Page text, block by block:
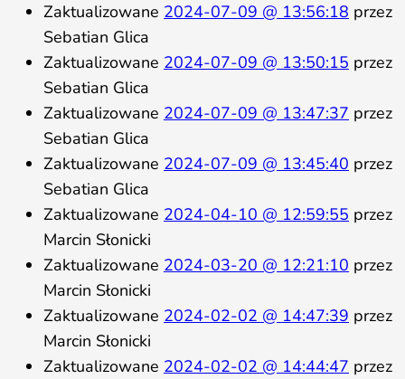
Zaktualizowane 2024-07-09 @ 13:56:18 przez
Sebatian Glica
Zaktualizowane 2024-07-09 @ 13:50:15 przez
Sebatian Glica
Zaktualizowane 2024-07-09 @ 13:47:37 przez
Sebatian Glica
Zaktualizowane 2024-07-09 @ 13:45:40 przez
Sebatian Glica
Zaktualizowane 2024-04-10 @ 12:59:55 przez
Marcin Słonicki
Zaktualizowane 2024-03-20 @ 12:21:10 przez
Marcin Słonicki
Zaktualizowane 2024-02-02 @ 14:47:39 przez
Marcin Słonicki
Zaktualizowane 2024-02-02 @ 14:44:47 przez